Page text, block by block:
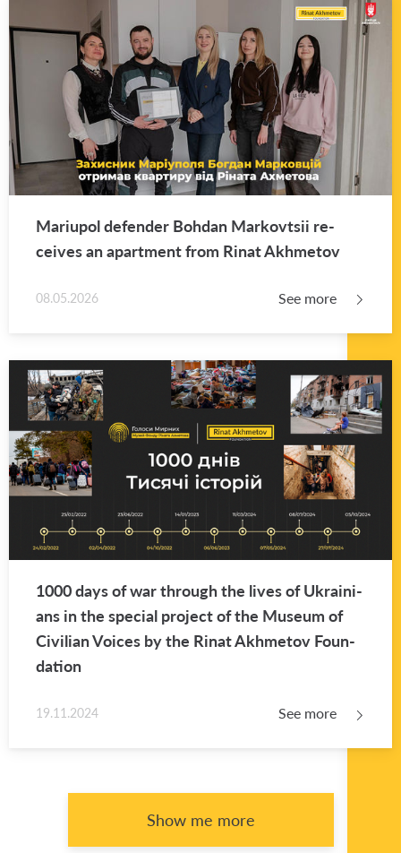
Mar­i­upol de­fender Bo­hdan Markovt­sii re­
ceives an apart­ment from Rinat Akhme­tov
08.05.2026 See more
1000 days of war through the lives of Ukraini­
ans in the spe­cial pro­ject of the Mu­seum of
Civil­ian Voices by the Rinat Akhme­tov Foun­
da­tion
19.11.2024 See more
Show me more